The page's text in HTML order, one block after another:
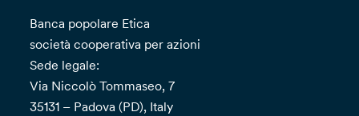
Banca popolare Etica
società cooperativa per azioni
Sede legale:
Via Niccolò Tommaseo, 7
35131 – Padova (PD), Italy